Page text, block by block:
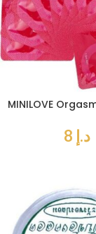
د.إ